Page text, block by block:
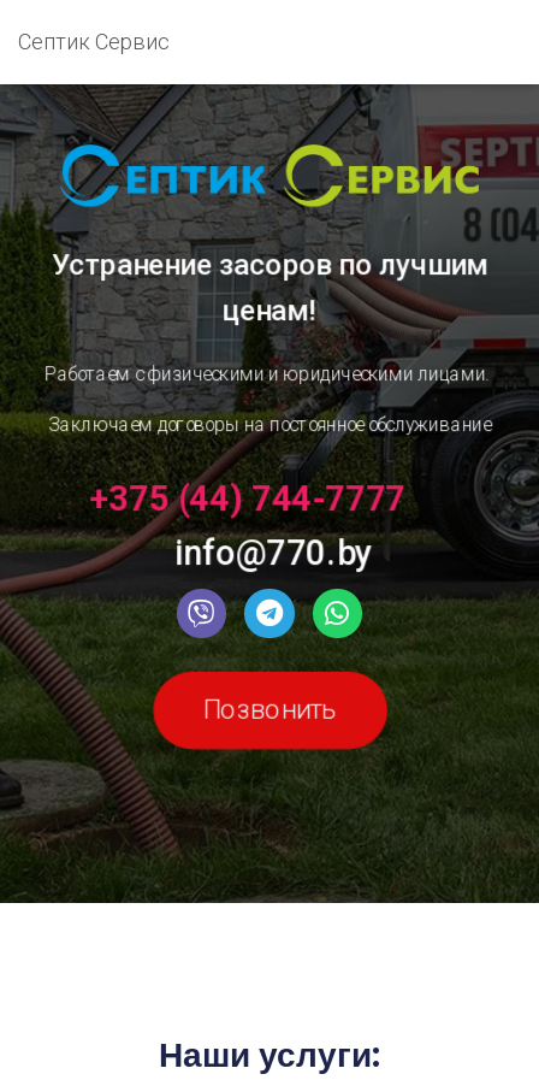
Септик Сервис
Устранение засоровпо лучшим
ценам!
Работаем с физическими и юридическими лицами.
Заключаем договоры на постоянное обслуживание
+375 (44) 744-7777
info@770.by
Позвонить
Наши услуги: